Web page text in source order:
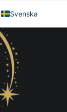
Svenska
English
العربية
简体中文
Español
Français